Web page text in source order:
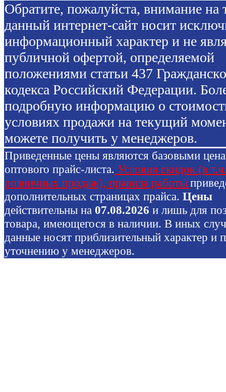
Обратите, пожалуйста, внимание на
данный интернет-сайт носит
информационный характер и не
публичной офертой, определяемой
положениями статьи 437
кодекса Российский Федерации.
подробную информацию о
условиях продажи на текущий
можете получить у менеджеров.
Приведенные цены являются базовыми
оптового прайс-листа. Условия скидок (в
розничных продаж), правила работы
дополнительных страницах прайса. Цены
действительны на 07.08.2026 и лишь для
товара, имеющегося в наличии. В иных
данные носят приблизительный характер и
уточнению у менеджеров.